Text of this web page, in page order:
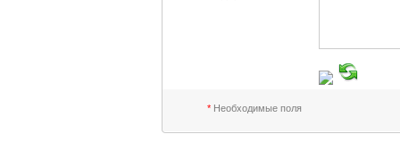
*Необходимые поля